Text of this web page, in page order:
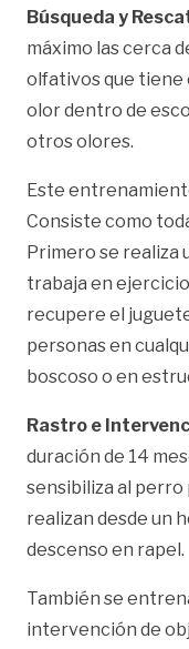
Búsqueda y
máximo las cerca
olfativos que tiene
olor dentro de
otros olores.
Este
Consiste como
Primero se realiza
trabaja en
recupere el
personas en
boscoso o en
Rastro e
duración de 14
sensibiliza al perro
realizan desde un
descenso en rapel.
También se
intervención de